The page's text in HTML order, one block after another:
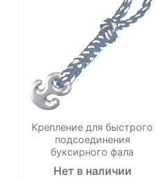
Крепление для быстрого
подсоединения
буксирного фала
Нет в наличии